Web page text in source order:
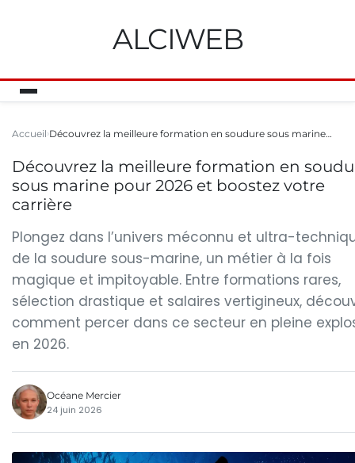
ALCIWEB
Accueil Découvrez la meilleure formation en soudure sous marine…
Découvrez la meilleure formation en
sous marine pour 2026 et boostez votre
carrière
Plongez dans l’univers méconnu et ultra-
de la soudure sous-marine, un métier à la fois
magique et impitoyable. Entre formations rares,
sélection drastique et salaires vertigineux,
comment percer dans ce secteur en pleine
en 2026.
Océane Mercier
24 juin 2026